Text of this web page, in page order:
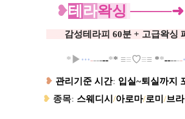
❥테 라왁싱 ────➜
감성테라피 60분 + 고급왁싱
* ▶···------** ≡≡♡≡≡ **------
❥ 관리기준 시간: 입실~퇴실까지
❥ 종목: 스웨디시 /아로마/로미 /브